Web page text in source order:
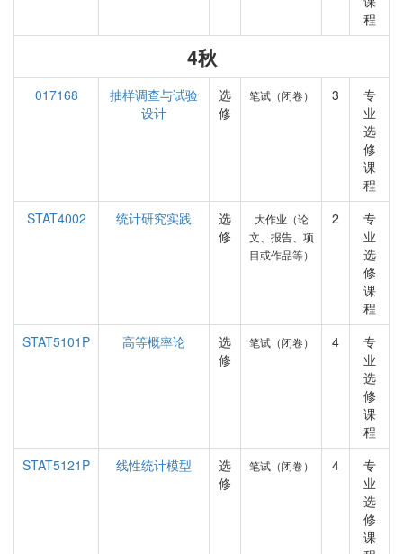
程
4秋
017168
抽样调查与试验
设计
选
修
笔试（闭卷） 3
专
业
选
修
课
程
STAT4002
统计研究实践
选
修
大作业（论
文、报告、项
目或作品等）
2
专
业
选
修
课
程
STAT5101P
高等概率论
选
修
笔试（闭卷） 4
专
业
选
修
课
程
STAT5121P
线性统计模型
选
修
笔试（闭卷） 4
专
业
选
修
课